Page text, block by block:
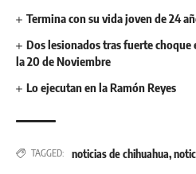
Termina con su vida joven de 24
Dos lesionados tras fuerte
la 20 de Noviembre
Lo ejecutan en la Ramón Reyes
TAGGED: noticias de chihuahua,